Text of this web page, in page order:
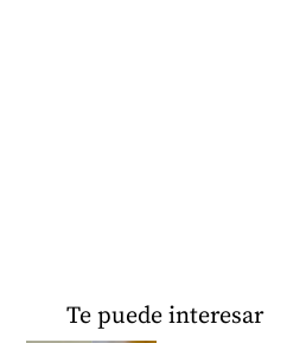
Te puede interesar